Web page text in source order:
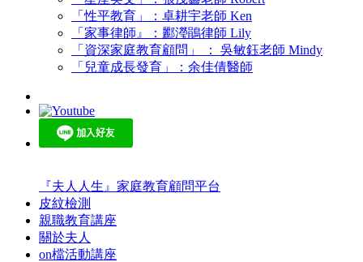
「性平教育」：卓耕宇老師 Ken
「家事律師』：酈瀅鵑律師 Lily
「資深家庭教育顧問」 ： 吳敏鈺老師 Mindy
「兒童成長發育」：余佳倩醫師
『夫人人生』家庭教育顧問平台
皮紋檢測
親職教育講座
關於夫人
on檔活動講座